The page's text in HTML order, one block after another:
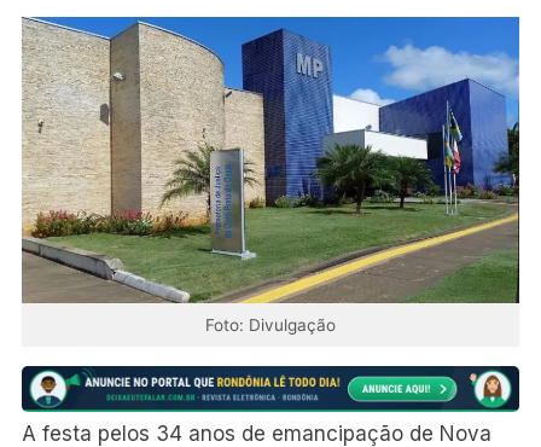
Foto: Divulgação
A festa pelos 34 anos de emancipação de Nova